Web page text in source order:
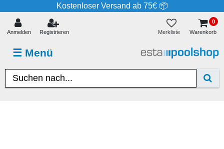
Kostenloser Versand ab 75€ 📦
☰ Menü
Anmelden Registrieren Merkliste
0
Warenkorb